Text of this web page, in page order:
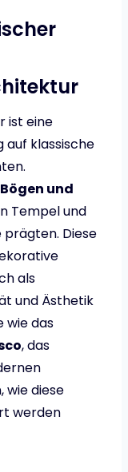
ist eine
auf klassische
und
Tempel und
Diese
als
und Ästhetik
wie das
, das
wie diese
werden